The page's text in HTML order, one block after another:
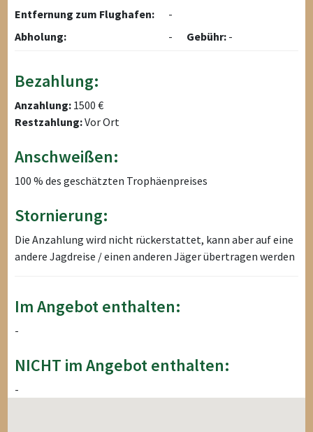
Entfernung zum Flughafen:
-
Abholung:
- Gebühr: -
Bezahlung:
Anzahlung: 1500 €
Restzahlung:Vor Ort
Anschweißen:
100 % des geschätzten Trophäenpreises
Stornierung:
Die Anzahlung wird nicht rückerstattet, kann aber auf eine
andere Jagdreise / einen anderen Jäger übertragen werden
Im Angebot enthalten:
-
NICHT im Angebot enthalten:
-